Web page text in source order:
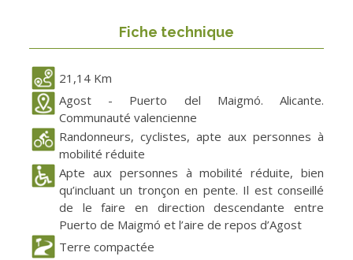
Fiche technique
21,14 Km
Agost - Puerto del Maigmó. Alicante.
Communauté valencienne
Randonneurs, cyclistes, apte aux personnes à
mobilité réduite
Apte aux personnes à mobilité réduite, bien
qu’incluant un tronçon en pente. Il est conseillé
de le faire en direction descendante entre
Puerto de Maigmó et l’aire de repos d’Agost
Terre compactée